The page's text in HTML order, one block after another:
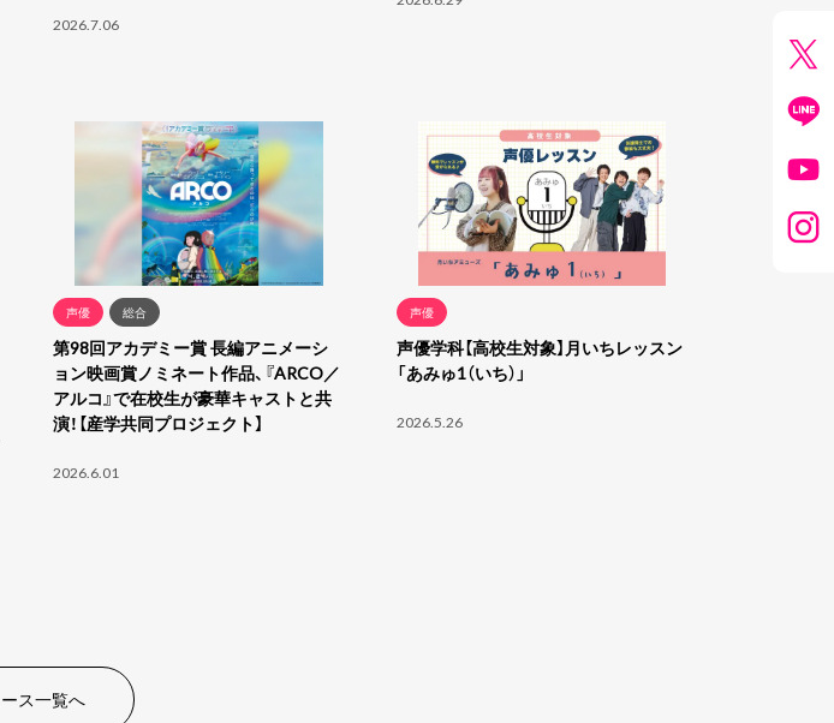
2026.7.06
声優 総合
第98回アカデミー賞 長編アニメーシ
ョン映画賞ノミネート作品、『ARCO／
アルコ』で在校⽣が豪華キャストと共
演！【産学共同プロジェクト】
2026.6.01
声優
声優学科【高校生対象】月いちレッスン
「あみゅ1（いち）」
2026.5.26
ス一覧へ